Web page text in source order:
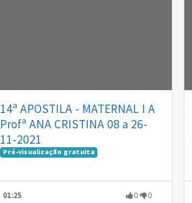
14ª APOSTILA - MATERNAL I A
Profª ANA CRISTINA 08 a 26-
11-2021
Pré-visualização gratuita
01:25 0 0